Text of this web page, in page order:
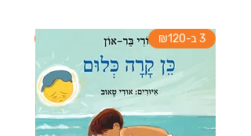
3 ב-₪120